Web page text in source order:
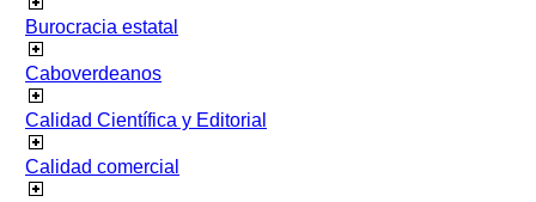
Burocracia estatal
Caboverdeanos
Calidad Científica y Editorial
Calidad comercial